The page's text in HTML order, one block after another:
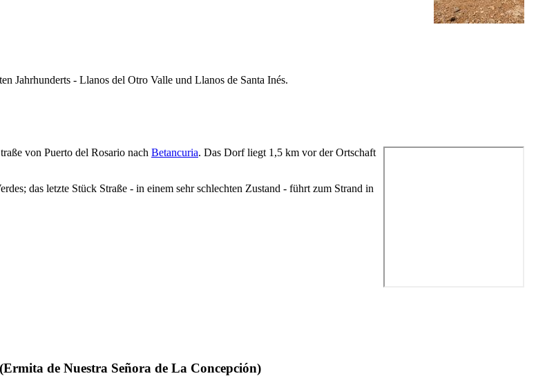
Jahrhunderts - Llanos del Otro Valle und Llanos de Santa Inés.
von Puerto del Rosario nach Betancuria. Das Dorf liegt 1,5 km vor der Ortschaft
; das letzte Stück Straße - in einem sehr schlechten Zustand - führt zum Strand in
Ermita de Nuestra Señora de La Concepción)